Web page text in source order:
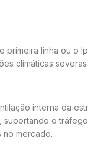
linha ou o
climáticas
interna da
o
mercado.